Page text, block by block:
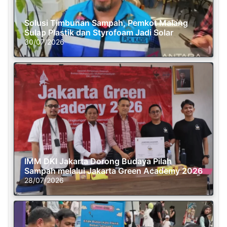
Solusi Timbunan Sampah, Pemkot Malang
Sulap Plastik dan Styrofoam Jadi Solar
30/07/2026
IMM DKI Jakarta Dorong Budaya Pilah
Sampah melalui Jakarta Green Academy 2026
28/07/2026